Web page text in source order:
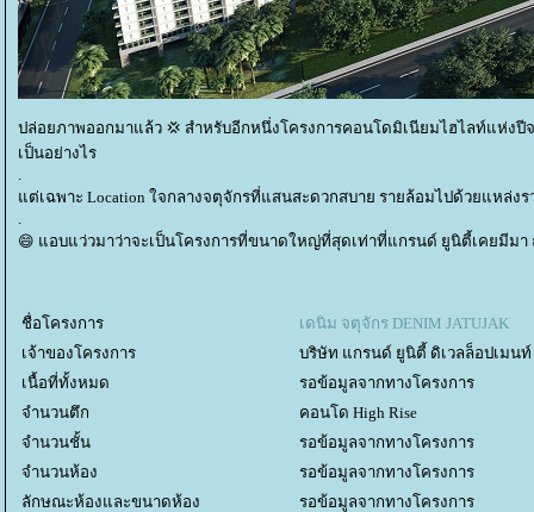
ปล่อยภาพออกมาแล้ว 💢 สำหรับอีกหนึ่งโครงการคอนโดมิเนียมไฮไลท์แห่งปี
เป็นอย่างไร
ต่เฉพาะ Location ใจกลางจตุจักรที่แสนสะดวกสบาย รายล้อมไปด้วยแหล่
😄 แอบแว่วมาว่าจะเป็นโครงการที่ขนาดใหญ่ที่สุดเท่าที่แกรนด์ ยูนิตี้เคยมีม
ชื่อโครงการ
เดนิม จตุจักร DENIM JATUJAK
เจ้าของโครงการ
บริษัท แกรนด์ ยูนิตี้ ดิเวลล็อปเมนท์
เนื้อที่ทั้งหมด
รอข้อมูลจากทางโครงการ
จำนวนตึก
คอนโด High Rise
จำนวนชั้น
รอข้อมูลจากทางโครงการ
จำนวนห้อง
รอข้อมูลจากทางโครงการ
ลักษณะห้องและขนาดห้อง
รอข้อมูลจากทางโครงการ